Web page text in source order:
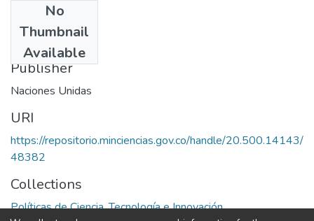
No
Thumbnail
Available
1980
Publisher
Naciones Unidas
URI
https://repositorio.minciencias.gov.co/handle/20.500.14143/
48382
Collections
Políticas de Ciencia, Tecnología e Innovación